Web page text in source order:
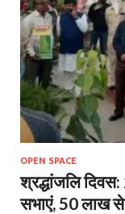
OPEN SPACE
श्रद्धांजलि
सभाएं, 50 लाख से